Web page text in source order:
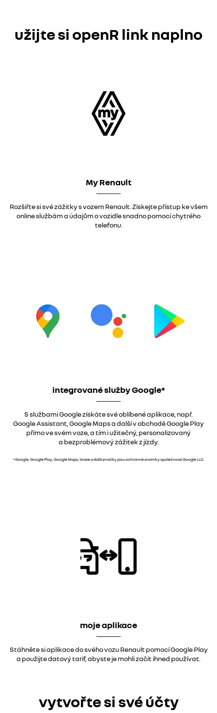
užijte si openR link naplno
My Renault
Rozšiřte si své zážitky s vozem Renault. Získejte přístup ke všem
online službám a údajům o vozidle snadno pomocí chytrého
telefonu.
integrované služby Google*
S službami Google získáte své oblíbené aplikace, např.
Google Assistant, Google Maps a další v obchodě Google Play
přímo ve svém voze, a tím i užitečný, personalizovaný
a bezproblémový zážitek z jízdy.
*Google, Google Play, Google Maps, Waze a další značky jsou ochranné známky společnosti Google LLC.
moje aplikace
Stáhněte si aplikace do svého vozu Renault pomocí Google Play
a použijte datový tarif, abyste je mohli začít ihned používat.
vytvořte si své účty